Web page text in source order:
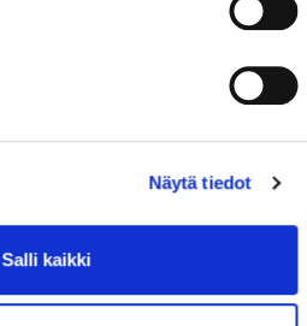
Näytä tiedot
Salli kaikki